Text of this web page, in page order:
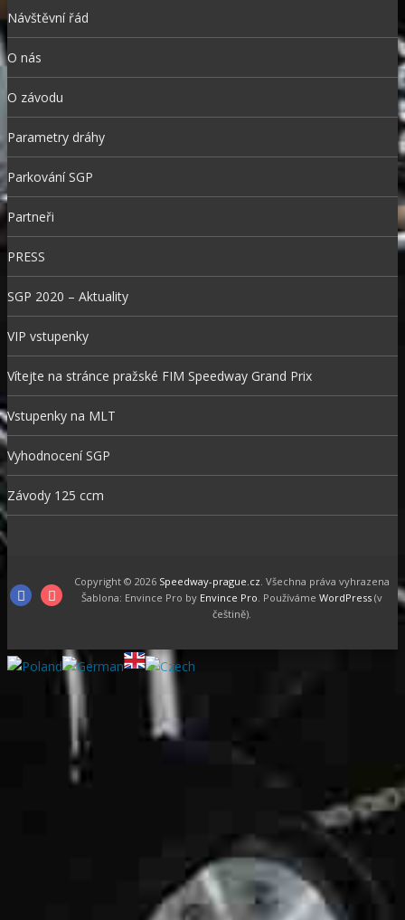
Návštěvní řád
O nás
O závodu
Parametry dráhy
Parkování SGP
Partneři
PRESS
SGP 2020 – Aktuality
VIP vstupenky
Vítejte na stránce pražské FIM Speedway Grand Prix
Vstupenky na MLT
Vyhodnocení SGP
Závody 125 ccm
FacebookInstagram
Copyright © 2026 Speedway-prague.cz . Všechna práva vyhrazena
Šablona: Envince Pro by Envince Pro . Používáme WordPress(v
češtině).